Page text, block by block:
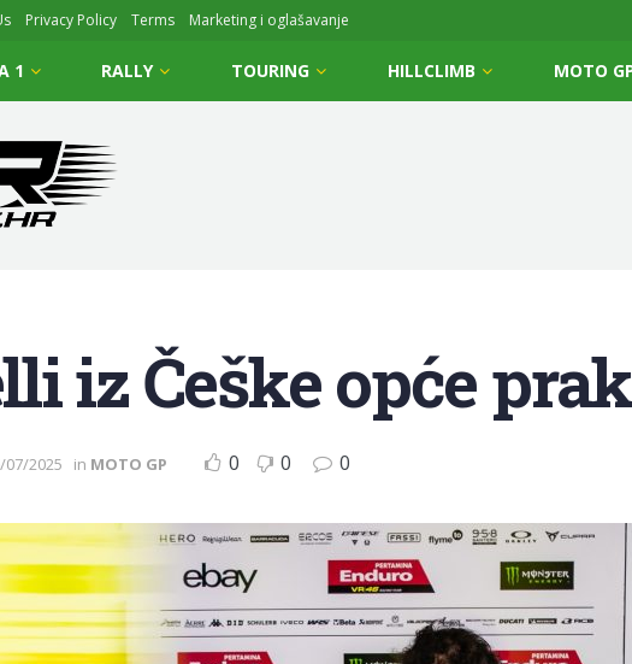
Privacy Policy Terms Marketing i oglašavanje
1 RALLY TOURING HILLCLIMB MOTO
iz Češke opće
07/2025 in MOTO GP 0 0 0